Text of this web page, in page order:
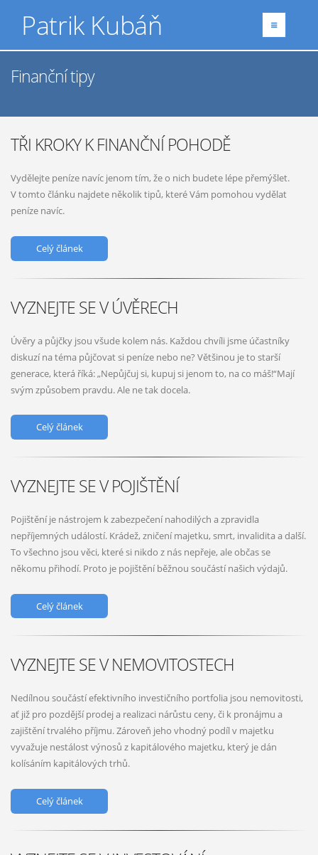
Patrik Kubáň
Finanční tipy
TŘI KROKY K FINANČNÍ POHODĚ
Vydělejte peníze navíc jenom tím, že o nich budete lépe přemýšlet.
V tomto článku najdete několik tipů, které Vám pomohou vydělat
peníze navíc.
Celý článek
VYZNEJTE SE V ÚVĚRECH
Úvěry a půjčky jsou všude kolem nás. Každou chvíli jsme účastníky
diskuzí na téma půjčovat si peníze nebo ne? Většinou je to starší
generace, která říká: „Nepůjčuj si, kupuj si jenom to, na co máš!“Mají
svým způsobem pravdu. Ale ne tak docela.
Celý článek
VYZNEJTE SE V POJIŠTĚNÍ
Pojištění je nástrojem k zabezpečení nahodilých a zpravidla
nepříjemných událostí. Krádež, zničení majetku, smrt, invalidita a další.
To všechno jsou věci, které si nikdo z nás nepřeje, ale občas se
někomu přihodí. Proto je pojištění běžnou součástí našich výdajů.
Celý článek
VYZNEJTE SE V NEMOVITOSTECH
Nedílnou součástí efektivního investičního portfolia jsou nemovitosti,
ať již pro pozdější prodej a realizaci nárůstu ceny, či k pronájmu a
zajištění trvalého příjmu. Zároveň jeho vhodný podíl v majetku
vyvažuje nestálost výnosů z kapitálového majetku, který je dán
kolísáním kapitálových trhů.
Celý článek